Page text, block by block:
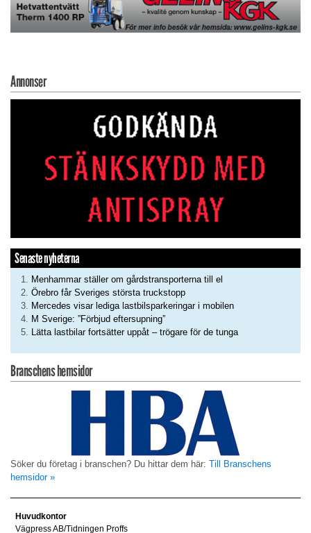
Annonser
Senaste nyheterna
Menhammar ställer om gårdstransporterna till el
Örebro får Sveriges största truckstopp
Mercedes visar lediga lastbilsparkeringar i mobilen
M Sverige: ”Förbjud eftersupning”
Lätta lastbilar fortsätter uppåt – trögare för de tunga
Branschens hemsidor
Söker du företag i branschen? Du hittar dem här: Till Branschens
hemsidor »
Huvudkontor
Vägpress AB/Tidningen Proffs